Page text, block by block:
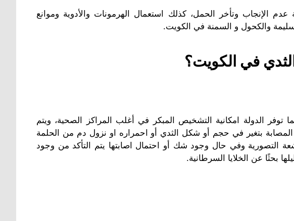
عدم الإنجاب وتأخر الحمل، كذلك استعمال الهرمونات والأدوية وموانع
والكحول و السمنة في الكويت.
في الكويت؟
الدولة امكانية التشخيص المبكر في أغلب المراكز الصحية، ويتم
بتغير في حجم أو شكل الثدي أو احمراره او نزول دم من الحلمة
التصورية وفي حال وجود شك أو احتمال اصابتها يتم التأكد من وجود
بحثًا عن الخلايا السرطانية.